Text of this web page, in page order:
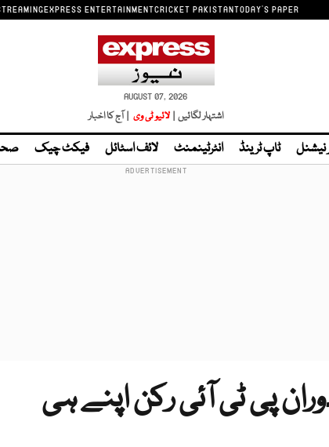
EXPRESS ENTERTAINMENTCRICKET PAKISTANTODAY'S PAPER
AUGUST 07, 2026
اشتہار لگائیں | لائیو ٹی وی | آج کا اخبار
نیشنل ٹاپ ٹرینڈ انٹرٹینمنٹ لائف اسٹائل فیکٹ چیک
پی ٹی آئی رکن اپنے ہی